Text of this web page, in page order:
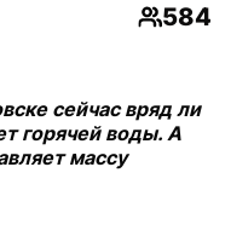
584
сейчас вряд ли
горячей воды. А
массу